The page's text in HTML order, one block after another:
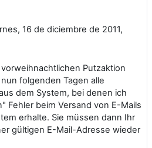
16 de diciembre de 2011,
Putzaktion
folgenden Tagen alle
dem System, bei denen ich
Fehler beim Versand von E-Mails
erhalte. Sie müssen dann Ihr
gültigen E-Mail-Adresse wieder